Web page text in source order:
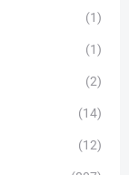
(1)
(1)
(2)
(14)
(12)